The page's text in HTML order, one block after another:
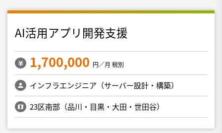
AI活用アプリ開発支援
1,700,000 円／月 税別
インフラエンジニア（サーバー設計・構築）
23区南部（品川・目黒・大田・世田谷）